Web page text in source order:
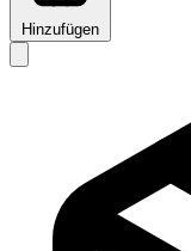
Hinzufügen